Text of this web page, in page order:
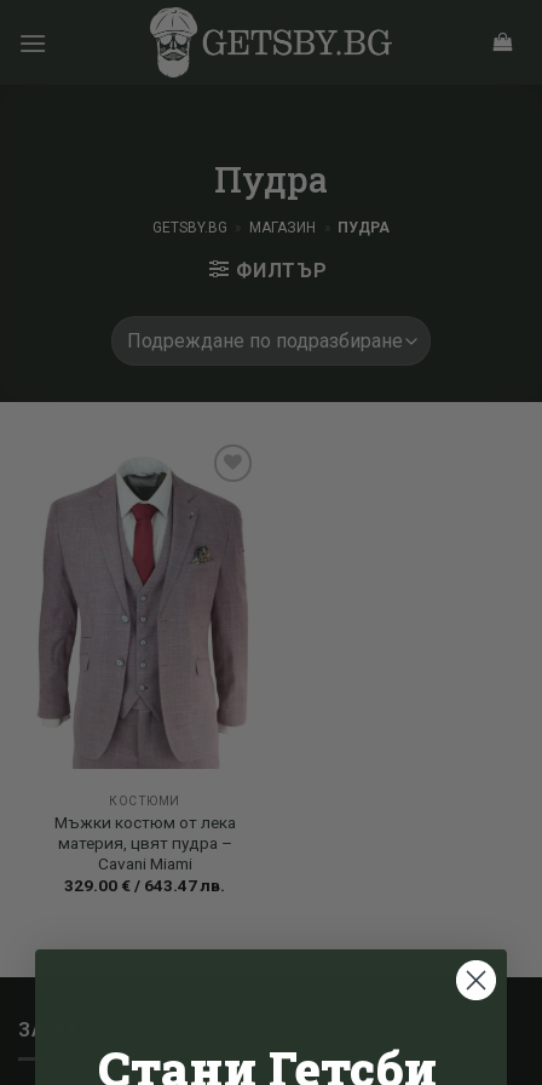
Пудра
GETSBY.BG МАГАЗИН ПУДРА
ФИЛТЪР
Add to
wishlist
КОСТЮМИ
Мъжки костюм от лека
материя, цвят пудра –
Cavani Miami
329.00 €/ 643.47лв.
ЗА НАС
Стани Гетсби